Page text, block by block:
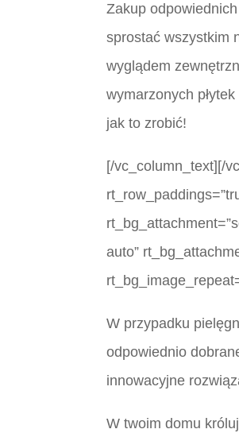
Zakup
sprostać wszystkim
wyglądem
wymarzonych
jak to zrobić!
[/vc_column_text][/
auto”
W przypadku
odpowiednio
innowacyjne
W twoim domu